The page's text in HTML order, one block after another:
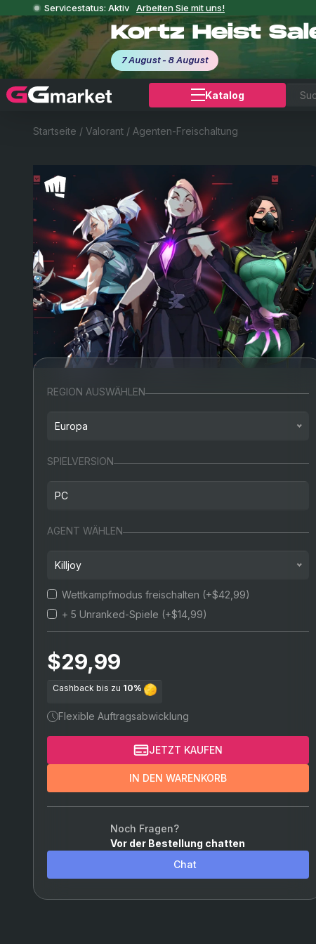
Servicestatus: Aktiv Arbeiten Sie mit uns!
Kortz Heist
7 August - 8 August
Katalog
Startseite / Valorant / Agenten-Freischaltung
REGION AUSWÄHLEN
Europa
Nordamerika
SPIELVERSION
PC
PC
AGENT WÄHLEN
Killjoy
Killjoy
Chamber
Viper
Omen
Astra
Breach
Skye
Reyna
Raze
Wettkampfmodus freischalten (+$42,99)
+ 5 Unranked-Spiele (+$14,99)
$29,99
Cashback bis zu 10%
Flexible Auftragsabwicklung
JETZT KAUFEN
IN DEN WARENKORB
Noch Fragen?
Vor der Bestellung chatten
Chat